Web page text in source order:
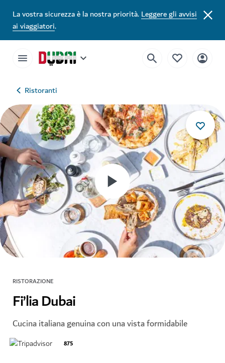
La vostra sicurezza è la nostra priorità.Leggere gli avvisi
ai viaggiatori.
Ristoranti
RISTORAZIONE
Fi’lia Dubai
Cucina italiana genuina con una vista formidabile
875